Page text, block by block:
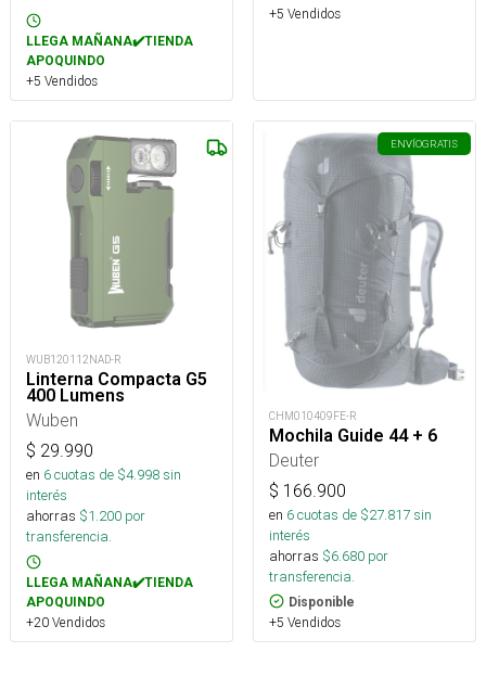
LLEGA MAÑANA✔️TIENDA
APOQUINDO
+5 Vendidos
+5 Vendidos
WUB120112NAD-R
Linterna Compacta G5
400 Lumens
Wuben
$ 29.990
en 6cuotas de $4.998sin
interés
ahorras $1.200 por
transferencia.
LLEGA MAÑANA✔️TIENDA
APOQUINDO
+20 Vendidos
ENVÍOGRATIS
CHM010409FE-R
Mochila Guide 44 + 6
Deuter
$ 166.900
en 6cuotas de $27.817sin
interés
ahorras $6.680 por
transferencia.
Disponible
+5 Vendidos